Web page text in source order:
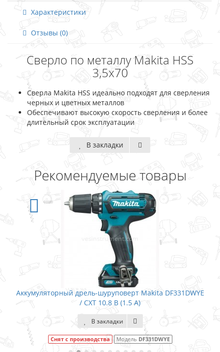
Характеристики
Отзывы (0)
Сверло по металлу Makita HSS
3,5x70
Сверла Makita HSS идеально подходят для сверления
черных и цветных металлов
Обеспечивают высокую скорость сверления и более
длительный срок эксплуатации
В закладки
Рекомендуемые товары
Аккумуляторный дрель-шуруповерт Makita DF331DWYE
/ CXT 10.8 В (1.5 А)
В закладки
Снят с производства Модель DF331DWYE